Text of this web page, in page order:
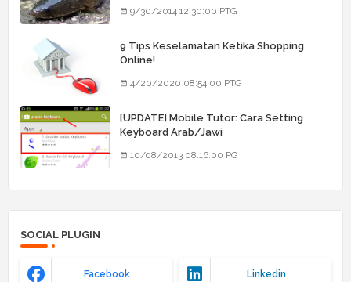
9/30/2014 12:30:00 PTG
9 Tips Keselamatan Ketika Shopping
Online!
4/20/2020 08:54:00 PTG
[UPDATE] Mobile Tutor: Cara Setting
Keyboard Arab/Jawi
10/08/2013 08:16:00 PG
SOCIAL PLUGIN
Facebook Linkedin